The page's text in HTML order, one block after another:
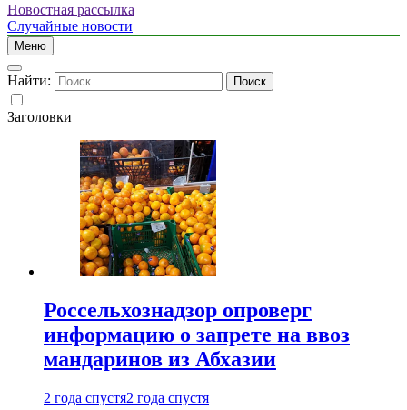
Новостная рассылка
Случайные новости
Меню
Найти:
Заголовки
Россельхознадзор опроверг
информацию о запрете на ввоз
мандаринов из Абхазии
2 года спустя2 года спустя